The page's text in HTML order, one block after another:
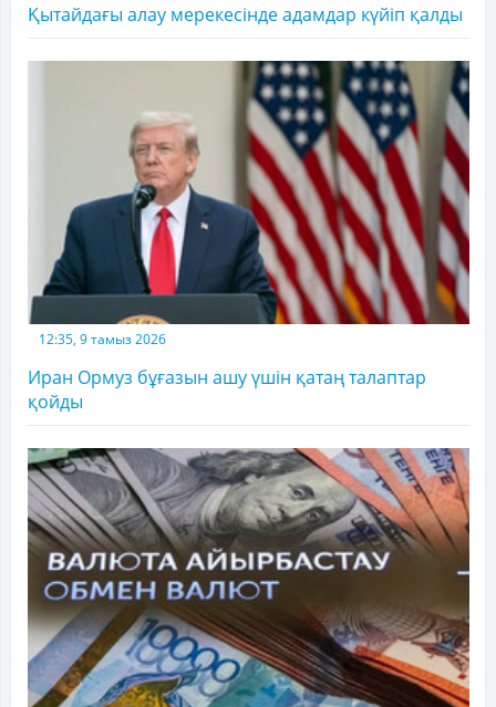
Қытайдағы алау мерекесінде адамдар күйіп қалды
12:35, 9 тамыз 2026
Иран Ормуз бұғазын ашу үшін қатаң талаптар
қойды